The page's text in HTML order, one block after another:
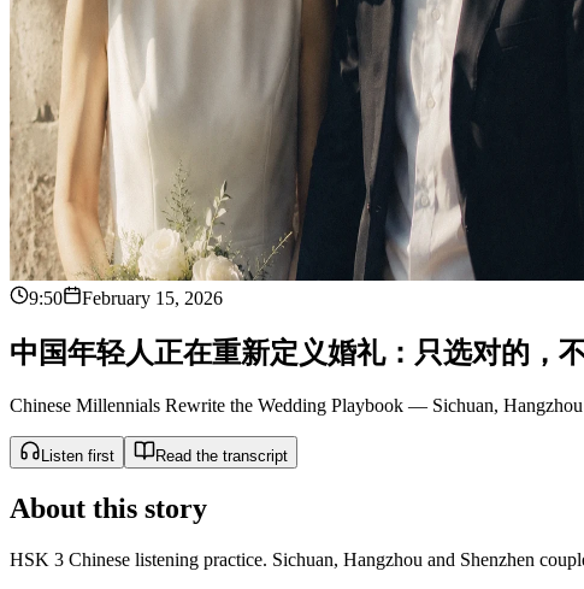
9:50 February 15, 2026
中 国年轻人正在重新定义婚礼： 只选对的 ，
Chinese Millennials Rewrite the Wedding Playbook — Sichuan,
Listen first Read the transcript
About this story
HSK 3 Chinese listening practice. Sichuan, Hangzhou and Shenzhen